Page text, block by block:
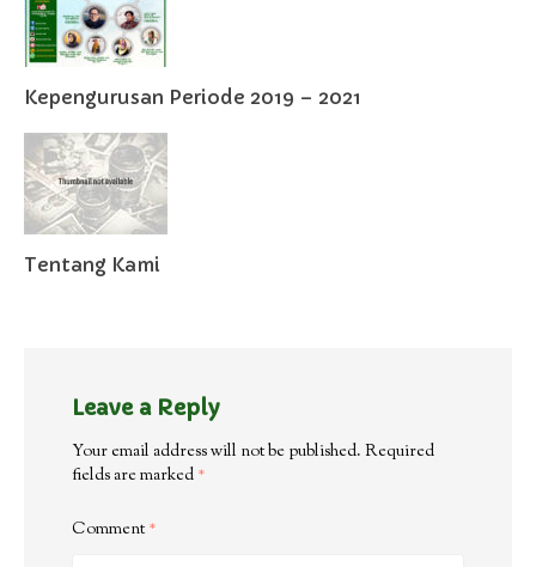
Kepengurusan Periode 2019 – 2021
Tentang Kami
Leave a Reply
Your email address will not be published. Required
fields are marked *
Comment*